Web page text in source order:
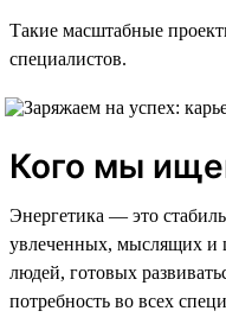
Такие масштабные
специалистов.
Кого мы
Энергетика — это
увлеченных, мыслящих и
людей, готовых
потребность во всех